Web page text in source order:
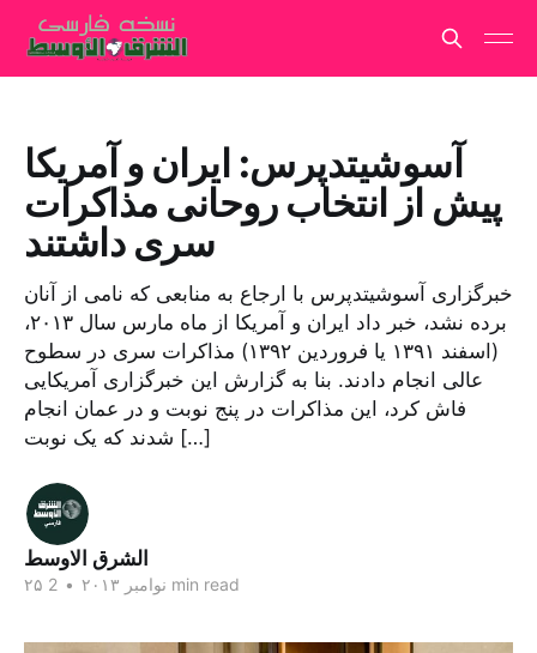
آسوشیتدپرس: ایران و آمریکا
پیش از انتخاب روحانی مذاکرات
سری داشتند
خبرگزاری آسوشیتدپرس با ارجاع به منابعی که نامی از آنان
برده نشد، خبر داد ایران و آمریکا از ماه مارس سال ۲۰۱۳،
(اسفند ۱۳۹۱ یا فروردین ۱۳۹۲) مذاکرات سری در سطوح
عالی انجام دادند. بنا به گزارش این خبرگزاری آمریکایی
فاش کرد، این مذاکرات در پنج نوبت و در عمان انجام
شدند که یک نوبت […]
الشرق الاوسط
۲۵ نوامبر ۲۰۱۳ • 2 min read